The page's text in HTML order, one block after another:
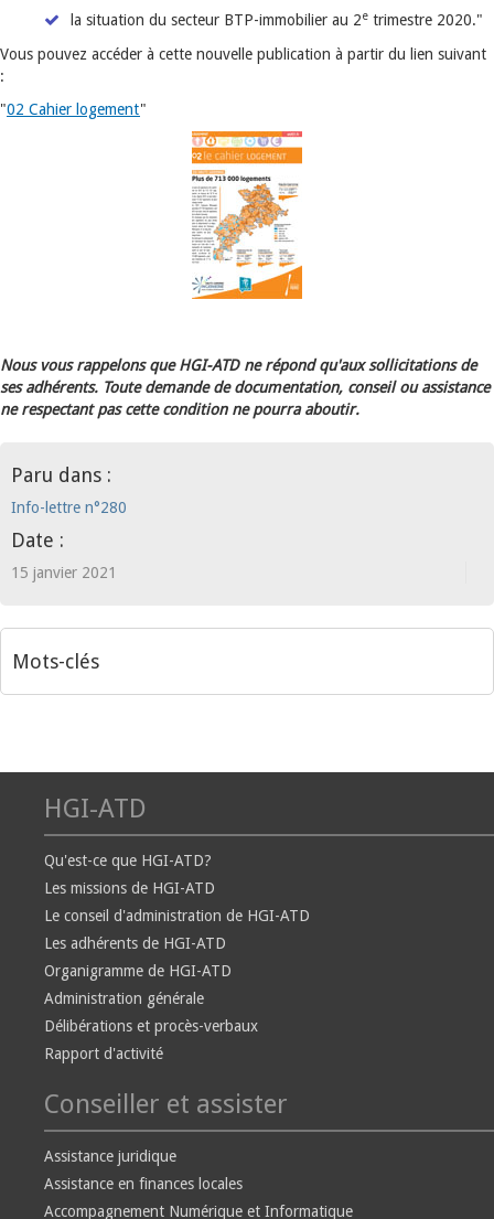
la situation du secteur BTP-immobilier au 2e trimestre 2020."
Vous pouvez accéder à cette nouvelle publication à partir du lien suivant
:
"02 Cahier logement"
Nous vous rappelons que HGI-ATD ne répond qu'aux sollicitations de
ses adhérents. Toute demande de documentation, conseil ou assistance
ne respectant pas cette condition ne pourra aboutir.
Paru dans :
Info-lettre n°280
Date :
15 janvier 2021
Mots-clés
HGI-ATD
Qu'est-ce que HGI-ATD?
Les missions de HGI-ATD
Le conseil d'administration de HGI-ATD
Les adhérents de HGI-ATD
Organigramme de HGI-ATD
Administration générale
Délibérations et procès-verbaux
Rapport d'activité
Conseiller et assister
Assistance juridique
Assistance en finances locales
Accompagnement Numérique et Informatique